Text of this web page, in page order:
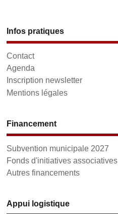
Infos pratiques
Contact
Agenda
Inscription newsletter
Mentions légales
Financement
Subvention municipale 2027
Fonds d'initiatives associatives
Autres financements
Appui logistique